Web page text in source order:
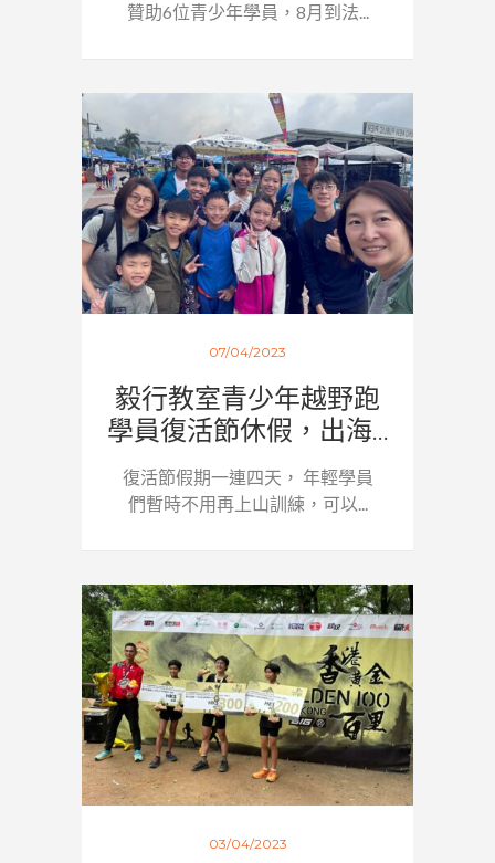
贊助6位青少年學員，8月到法...
07/04/2023
毅行教室青少年越野跑
學員復活節休假，出海...
復活節假期一連四天， 年輕學員
們暫時不用再上山訓練，可以...
03/04/2023